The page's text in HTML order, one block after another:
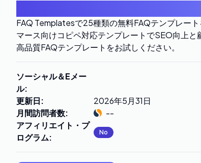
FAQ Templatesで25種類の無料FAQテンプレー
マース向けコピペ対応テンプレートでSEO向上
高品質FAQテンプレートをお試しください。
ソーシャル＆Eメー
ル:
更新日:
2026年5月31日
月間訪問者数:
--
アフィリエイト・プ
ログラム: No